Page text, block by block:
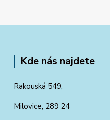
Kde nás najdete
Rakouská 549,
Milovice, 289 24